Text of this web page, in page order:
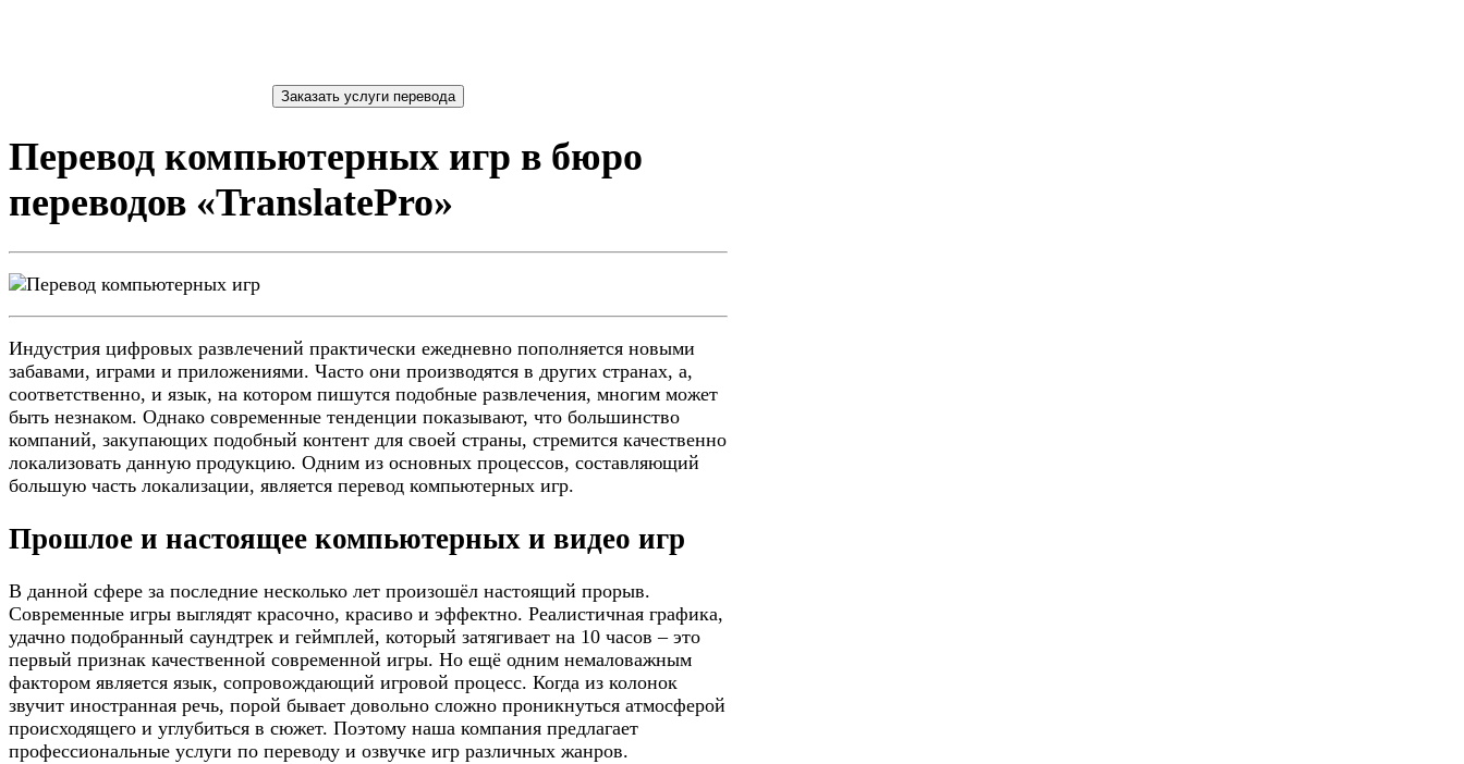
Перевод компьютерных игр в бюро
переводов «TranslatePro»
Индустрия цифровых развлечений практически ежедневно пополняется новыми
забавами, играми и приложениями. Часто они производятся в других странах, а,
соответственно, и язык, на котором пишутся подобные развлечения, многим может
быть незнаком. Однако современные тенденции показывают, что большинство
компаний, закупающих подобный контент для своей страны, стремится качественно
локализовать данную продукцию. Одним из основных процессов, составляющий
большую часть локализации, является перевод компьютерных игр.
Прошлое и настоящее компьютерных и видео игр
В данной сфере за последние несколько лет произошёл настоящий прорыв.
Современные игры выглядят красочно, красиво и эффектно. Реалистичная графика,
удачно подобранный саундтрек и геймплей, который затягивает на 10 часов – это
первый признак качественной современной игры. Но ещё одним немаловажным
фактором является язык, сопровождающий игровой процесс. Когда из колонок
звучит иностранная речь, порой бывает довольно сложно проникнуться атмосферой
происходящего и углубиться в сюжет. Поэтому наша компания предлагает
профессиональные услуги по переводу и озвучке игр различных жанров.